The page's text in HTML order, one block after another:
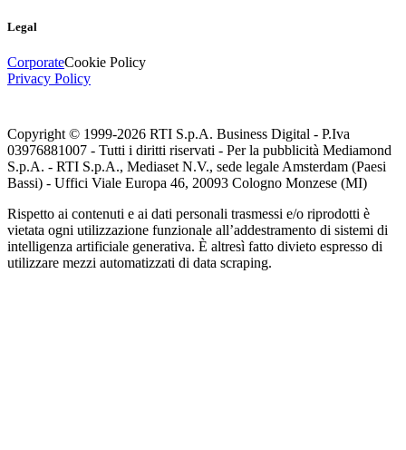
Legal
CorporateCookie Policy
Privacy Policy
Copyright © 1999-2026 RTI S.p.A. Business Digital - P.Iva
03976881007 - Tutti i diritti riservati - Per la pubblicità Mediamond
S.p.A. - RTI S.p.A., Mediaset N.V., sede legale Amsterdam (Paesi
Bassi) - Uffici Viale Europa 46, 20093 Cologno Monzese (MI)
Rispetto ai contenuti e ai dati personali trasmessi e/o riprodotti è
vietata ogni utilizzazione funzionale all’addestramento di sistemi di
intelligenza artificiale generativa. È altresì fatto divieto espresso di
utilizzare mezzi automatizzati di data scraping.